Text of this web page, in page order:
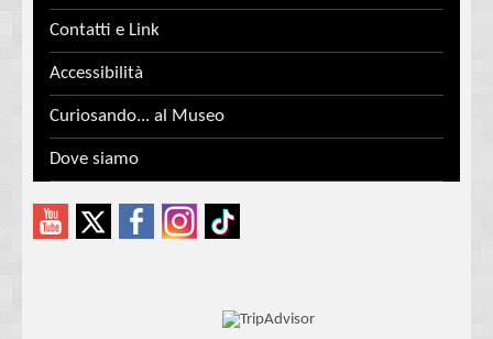
Contatti e Link
Accessibilità
Curiosando... al Museo
Dove siamo